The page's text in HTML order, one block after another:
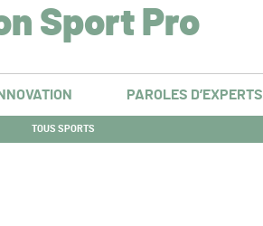
Sport Pro
PAROLES D’EXPERTS
TOUS SPORTS